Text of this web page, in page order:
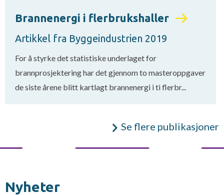
Brannenergi i flerbrukshaller
Artikkel fra Byggeindustrien 2019
For å styrke det statistiske underlaget for
brannprosjektering har det gjennom to masteroppgaver
de siste årene blitt kartlagt brannenergi i ti flerbr...
Se flere publikasjoner
Nyheter